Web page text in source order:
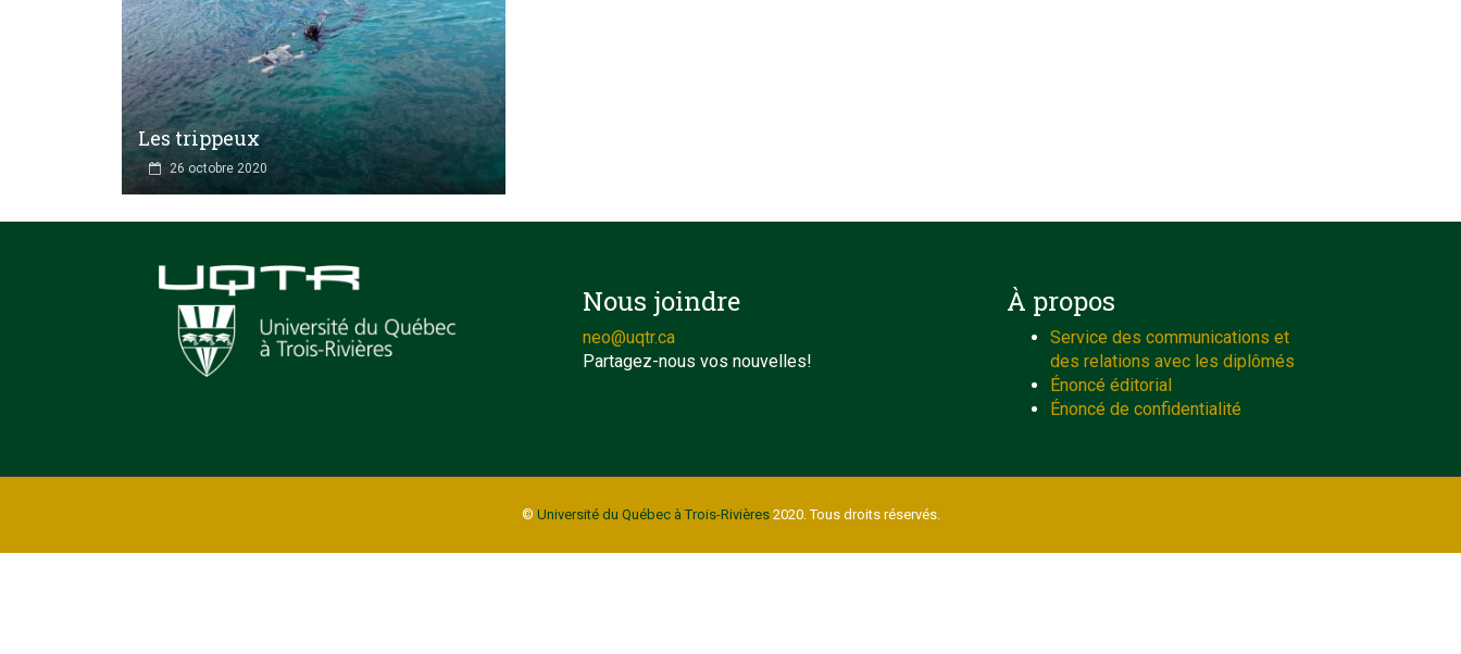
Les trippeux
26 octobre 2020
Nous joindre
neo@uqtr.ca
Partagez-nous vos nouvelles!
À propos
Service des communications et
des relations avec les diplômés
Énoncé éditorial
Énoncé de confidentialité
© Université du Québec à Trois-Rivières2020. Tous droits réservés.